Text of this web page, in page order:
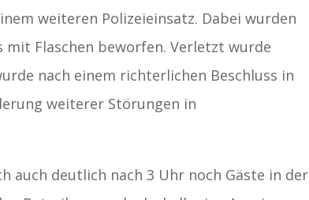
weiteren Polizeieinsatz. Dabei wurden
Flaschen beworfen. Verletzt wurde
nach einem richterlichen Beschluss in
weiterer Störungen in
auch deutlich nach 3 Uhr noch Gäste in der